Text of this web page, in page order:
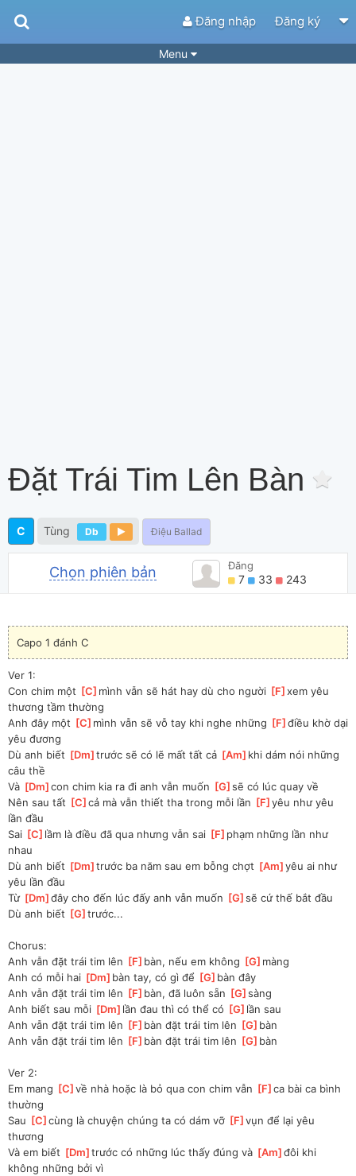
Đăng nhập Đăng ký
Menu
Đặt Trái Tim Lên Bàn
C Tùng Db Điệu Ballad
Chọn phiên bản Đăng
7 33 243
Capo 1 đánh C
Ver 1:
Con chim một [C ]mình vẫn sẽ hát hay dù cho người [F ]
xem yêu
thương tầm thường
Anh đây một [C ]mình vẫn sẽ vỗ tay khi nghe những [F ]
điều khờ dại
yêu đương
Dù anh biết [Dm ]trước sẽ có lẽ mất tất cả [Am ]khi dám nói những
câu thề
Và [Dm ]
con chim kia ra đi anh vẫn muốn [G ]
sẽ có lúc quay về
Nên sau tất [C ]
cả mà vẫn thiết tha trong mỗi lần [F ]
yêu như yêu
lần đầu
Sai [C ]lầm là điều đã qua nhưng vẫn sai [F ]phạm những lần như
nhau
Dù anh biết [Dm ]trước ba năm sau em bỗng chợt [Am ]
yêu ai như
yêu lần đầu
Từ [Dm ]
đây cho đến lúc đấy anh vẫn muốn [G ]
sẽ cứ thế bắt đầu
Dù anh biết [G ]trước...
Chorus:
Anh vẫn đặt trái tim lên [F ]bàn, nếu em không [G ]màng
Anh có mỗi hai [Dm ]bàn tay, có gì để [G ]bàn đây
Anh vẫn đặt trái tim lên [F ]bàn, đã luôn sẵn [G ]
sàng
Anh biết sau mỗi [Dm ]lần đau thì có thể có [G ]lần sau
Anh vẫn đặt trái tim lên [F ]bàn đặt trái tim lên [G ]bàn
Anh vẫn đặt trái tim lên [F ]bàn đặt trái tim lên [G ]bàn
Ver 2:
Em mang [C ]
về nhà hoặc là bỏ qua con chim vẫn [F ]
ca bài ca bình
thường
Sau [C ]
cùng là chuyện chúng ta có dám vỡ [F ]
vụn để lại yêu
thương
Và em biết [Dm ]trước có những lúc thấy đúng và [Am ]
đôi khi
không những bởi vì